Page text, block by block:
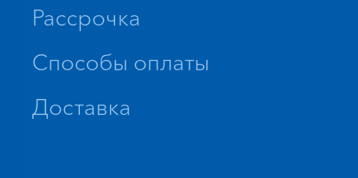
Рассрочка
Способы оплаты
Доставка